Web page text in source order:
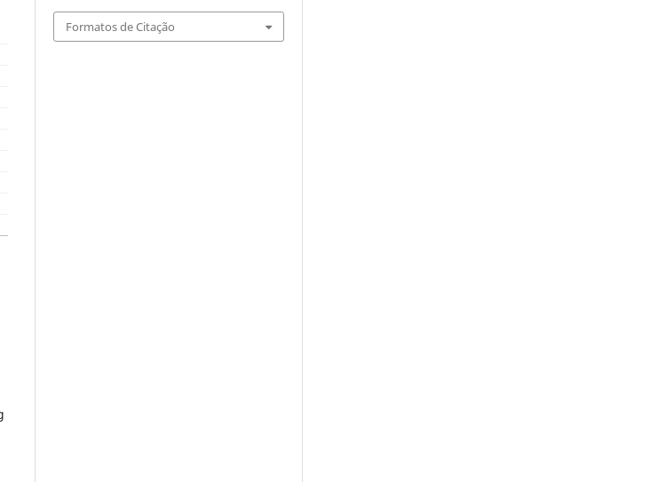
Formatos de Citação